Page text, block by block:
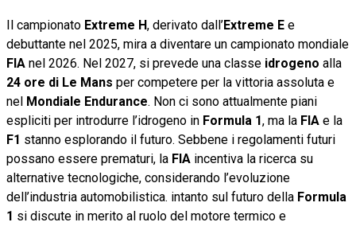
Il campionato Extreme H, derivato dall’Extreme E e
debuttante nel 2025, mira a diventare un campionato mondiale
FIA nel 2026. Nel 2027, si prevede una classe idrogeno alla
24 ore di Le Mans per competere per la vittoria assoluta e
nel Mondiale Endurance. Non ci sono attualmente piani
espliciti per introdurre l’idrogeno in Formula 1, ma la FIA e la
F1 stanno esplorando il futuro. Sebbene i regolamenti futuri
possano essere prematuri, la FIA incentiva la ricerca su
alternative tecnologiche, considerando l’evoluzione
dell’industria automobilistica. intanto sul futuro della Formula
1 si discute in merito al ruolo del motore termico e